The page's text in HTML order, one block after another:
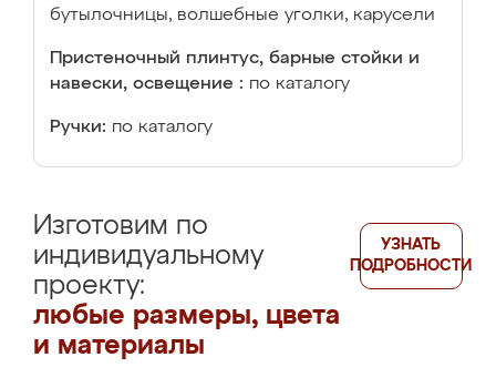
бутылочницы, волшебные уголки, карусели
Пристеночный плинтус, барные стойки и
навески, освещение : по каталогу
Ручки: по каталогу
Изготовим по
индивидуальному
проекту:
любые размеры, цвета
и материалы
УЗНАТЬ
ПОДРОБНОСТИ